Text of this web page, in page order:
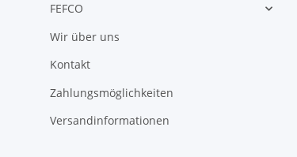
FEFCO
Wir über uns
Kontakt
Zahlungsmöglichkeiten
Versandinformationen